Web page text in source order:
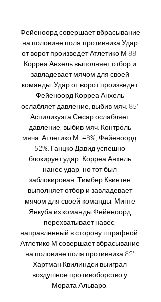
Фейеноорд совершает вбрасывание
на половине поля противника Удар
от ворот произведет Атлетико М 88'
Корреа Анхель выполняет отбор и
завладевает мячом для своей
команды. Удар от ворот произведет
Фейеноорд Корреа Анхель
ослабляет давление, выбив мяч. 85'
Аспиликуэта Сесар ослабляет
давление, выбив мяч. Контроль
мяча: Атлетико М: 48%, Фейеноорд:
52%. Ганцко Давид успешно
блокирует удар. Корреа Анхель
нанес удар, но тот был
заблокирован. Тимбер Квинтен
выполняет отбор и завладевает
мячом для своей команды. Минте
Янкуба из команды Фейеноорд
перехватывает навес,
направленный в сторону штрафной.
Атлетико М совершает вбрасывание
на половине поля противника 82'
Хартман Квилиндси выиграл
воздушное противоборство у
Мората Альваро.